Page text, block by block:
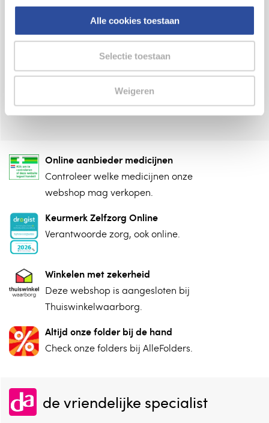
Alle cookies toestaan
Selectie toestaan
Weigeren
Klantenservice
Assortiment
VolgDAop:
Online aanbieder medicijnen
⁠Controleer welke medicijnen onze
webshop mag verkopen.
Keurmerk Zelfzorg Online
⁠Verantwoorde zorg, ⁠ook online.
Winkelen met zekerheid
⁠Deze webshop is aangesloten ⁠bij
Thuiswinkelwaarborg.
Altijd onze folder bij de hand
Check onze folders ⁠bij AlleFolders.
de vriendelijke specialist